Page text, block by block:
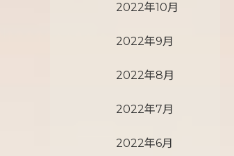
2022年10月
2022年9月
2022年8月
2022年7月
2022年6月